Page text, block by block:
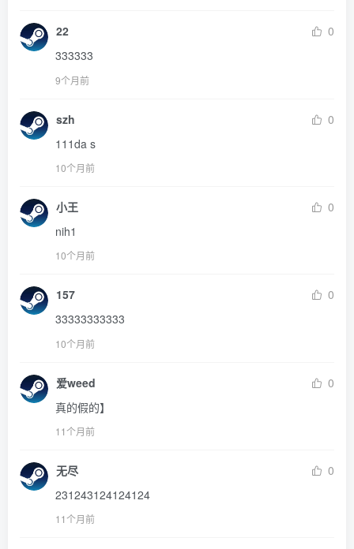
22
0
333333
9个月前
szh
0
111da s
10个月前
小王
0
nih1
10个月前
157
0
33333333333
10个月前
爱weed
0
真的假的】
11个月前
无尽
0
231243124124124
11个月前